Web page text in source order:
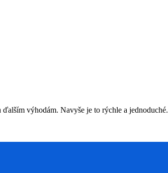
výhodám. Navyše je to rýchle a jednoduché.